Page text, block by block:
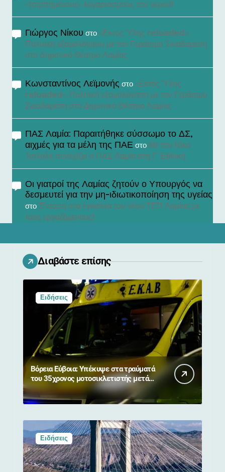
«τσιμπημένους» λογαριασμούς του νερού!
Γιώργος Νίκου στο «Εκτός Ύλης reloaded»:
Πολιτική εξομολόγηση με τον Γεράσιμο Σκιαδαρέση
στο Δημοτικό Θέατρο Λαμίας
Κωνσταντίνος Λεϊμονής στο «Εκτός Ύλης
reloaded»: Πολιτική εξομολόγηση με τον Γεράσιμο
Σκιαδαρέση στο Δημοτικό Θέατρο Λαμίας
ΠΑΣ Λαμία: Παραιτήθηκε σύσσωμο το ΔΣ,
αιχμές για τα μέλη της ΠΑΕ στο Με τον Νίκο
Τσιλαλή συνεχίζει ο ΠΑΣ Λαμία στη Γ’ Εθνική
Οι γιατροί της Λαμίας ζητούν ο Υπουργός να
δεσμευτεί για την μη-ιδιωτικοποίηση της υγείας
στο Ένταση στα εγκαίνια του νέου ΤΕΠ Λαμίας με
τους εργαζόμενους!
Διαβάστε επίσης
Ειδήσεις
Βόρεια Εύβοια: Υπέκυψε στα τραύματά
του 35χρονος μοτοσικλετιστής μετά
από σύγκρουση με αγριογούρουνο
Ειδήσεις